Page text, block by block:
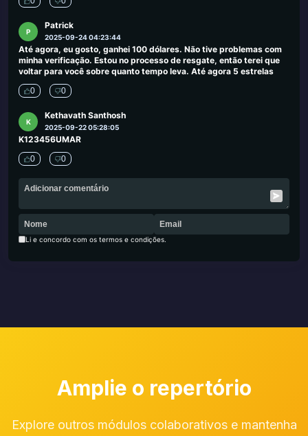
P
Patrick
2025-09-24 04:23:44
Até agora, eu gosto, ganhei 100 dólares. Não tive problemas com
minha verificação. Estou no processo de resgate, então terei que
voltar para você sobre quanto tempo leva. Até agora 5 estrelas
0 0
K
Kethavath Santhosh
2025-09-22 05:28:05
K123456UMAR
0 0
Li e concordo com os termos e condições.
Amplie o repertório
Explore outros módulos colaborativos e mantenha